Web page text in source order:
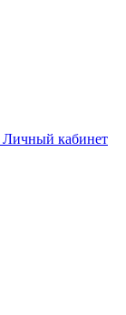
Личный кабинет